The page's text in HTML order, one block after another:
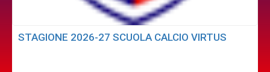
STAGIONE 2026-27 SCUOLA CALCIO VIRTUS